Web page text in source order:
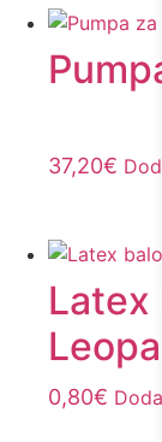
37,20€
Latex
0,80€